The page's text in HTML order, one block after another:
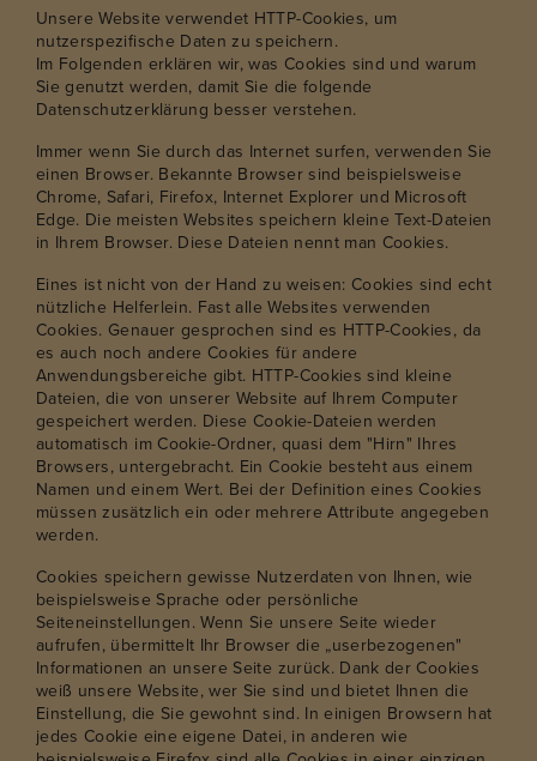
Unsere Website verwendet HTTP-Cookies, um
nutzerspezifische Daten zu speichern.
Im Folgenden erklären wir, was Cookies sind und warum
Sie genutzt werden, damit Sie die folgende
Datenschutzerklärung besser verstehen.
Immer wenn Sie durch das Internet surfen, verwenden Sie
einen Browser. Bekannte Browser sind beispielsweise
Chrome, Safari, Firefox, Internet Explorer und Microsoft
Edge. Die meisten Websites speichern kleine Text-Dateien
in Ihrem Browser. Diese Dateien nennt man Cookies.
Eines ist nicht von der Hand zu weisen: Cookies sind echt
nützliche Helferlein. Fast alle Websites verwenden
Cookies. Genauer gesprochen sind es HTTP-Cookies, da
es auch noch andere Cookies für andere
Anwendungsbereiche gibt. HTTP-Cookies sind kleine
Dateien, die von unserer Website auf Ihrem Computer
gespeichert werden. Diese Cookie-Dateien werden
automatisch im Cookie-Ordner, quasi dem "Hirn" Ihres
Browsers, untergebracht. Ein Cookie besteht aus einem
Namen und einem Wert. Bei der Definition eines Cookies
müssen zusätzlich ein oder mehrere Attribute angegeben
werden.
Cookies speichern gewisse Nutzerdaten von Ihnen, wie
beispielsweise Sprache oder persönliche
Seiteneinstellungen. Wenn Sie unsere Seite wieder
aufrufen, übermittelt Ihr Browser die „userbezogenen"
Informationen an unsere Seite zurück. Dank der Cookies
weiß unsere Website, wer Sie sind und bietet Ihnen die
Einstellung, die Sie gewohnt sind. In einigen Browsern hat
jedes Cookie eine eigene Datei, in anderen wie